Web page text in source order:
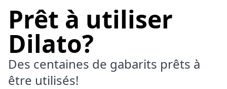
Prêt à utiliser
Dilato?
Des centaines de gabarits prêts à
être utilisés!